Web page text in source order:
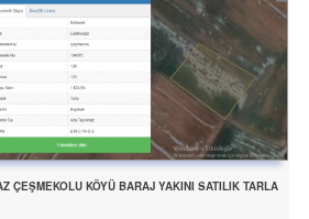
ÇEŞMEKOLU KÖYÜ BARAJ YAKINI SATILIK TARLA